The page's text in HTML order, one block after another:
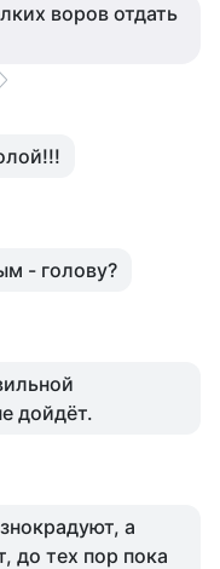
воров отдать
- голову?
дойдёт.
а
до тех пор пока